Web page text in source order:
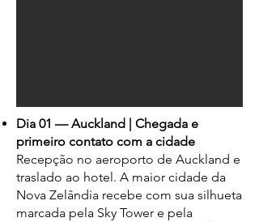
Dia 01 — Auckland | Chegada e
primeiro contato com a cidade
Recepção no aeroporto de Auckland e
traslado ao hotel. A maior cidade da
Nova Zelândia recebe com sua silhueta
marcada pela Sky Tower e pela